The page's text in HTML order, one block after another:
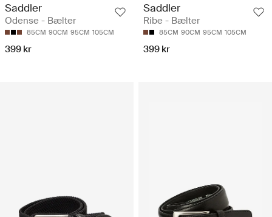
Saddler
Odense - Bælter
85CM 90CM 95CM 105CM
399 kr
Saddler
Ribe - Bælter
85CM 90CM 95CM 105CM
399 kr